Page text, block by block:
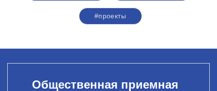
#проекты
Общественная приемная